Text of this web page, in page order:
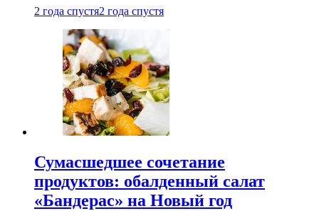
2 года спустя2 года спустя
Сумасшедшее сочетание
продуктов: обалденный салат
«Бандерас» на Новый год